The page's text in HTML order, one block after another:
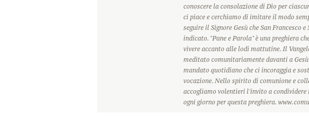
conoscere la consolazione di Dio per
ci piace e cerchiamo di imitare il modo
seguire il Signore Gesù che San Francesco
indicato. "Pane e Parola" è una preghiera
vivere accanto alle lodi mattutine. Il
meditato comunitariamente davanti a
mandato quotidiano che ci incoraggia e
vocazione. Nello spirito di comunione e
accogliamo volentieri l'invito a condividere
ogni giorno per questa preghiera.